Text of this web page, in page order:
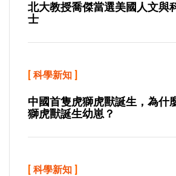
北大教授喬傑當選美國人文與
士
[ 科學新知 ]
中國首隻虎獅虎獸誕生，為什
獅虎獸誕生幼崽？
[ 科學新知 ]